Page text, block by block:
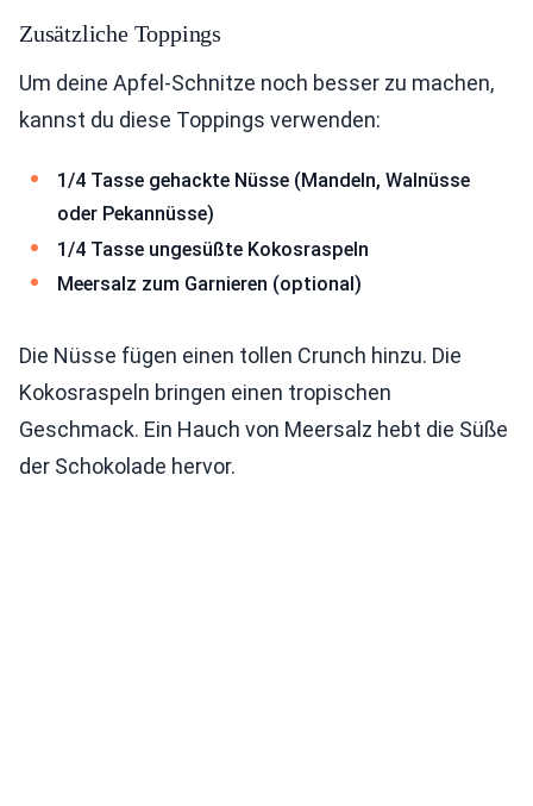
Zusätzliche Toppings
Um deine Apfel-Schnitze noch besser zu machen,
kannst du diese Toppings verwenden:
1/4 Tasse gehackte Nüsse (Mandeln, Walnüsse
oder Pekannüsse)
1/4 Tasse ungesüßte Kokosraspeln
Meersalz zum Garnieren (optional)
Die Nüsse fügen einen tollen Crunch hinzu. Die
Kokosraspeln bringen einen tropischen
Geschmack. Ein Hauch von Meersalz hebt die Süße
der Schokolade hervor.